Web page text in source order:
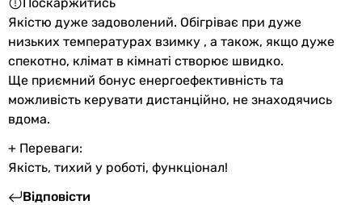
Якістю дуже задоволений. Обігріває при дуже
низьких температурах взимку , а також, якщо дуже
спекотно, клімат в кімнаті створює швидко.
Ще приємний бонус енергоефективність та
можливість керувати дистанційно, не знаходячись
вдома.
+ Переваги:
Якість, тихий у роботі, функціонал!
Відповісти